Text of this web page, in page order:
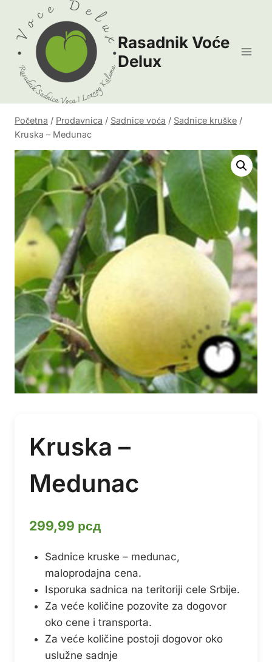
content
Rasadnik Voće
Delux
Početna / Prodavnica / Sadnice voća / Sadnice kruške /
Kruska – Medunac
Kruska –
Medunac
299,99 рсд
Sadnice kruske – medunac,
maloprodajna cena.
Isporuka sadnica na teritoriji cele Srbije.
Za veće količine pozovite za dogovor
oko cene i transporta.
Za veće količine postoji dogovor oko
uslužne sadnje